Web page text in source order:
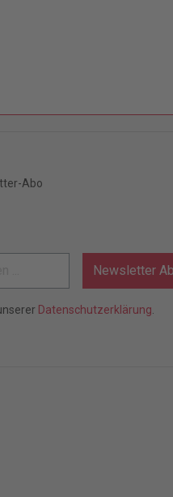
Abo
Newsletter
Datenschutzerklärung